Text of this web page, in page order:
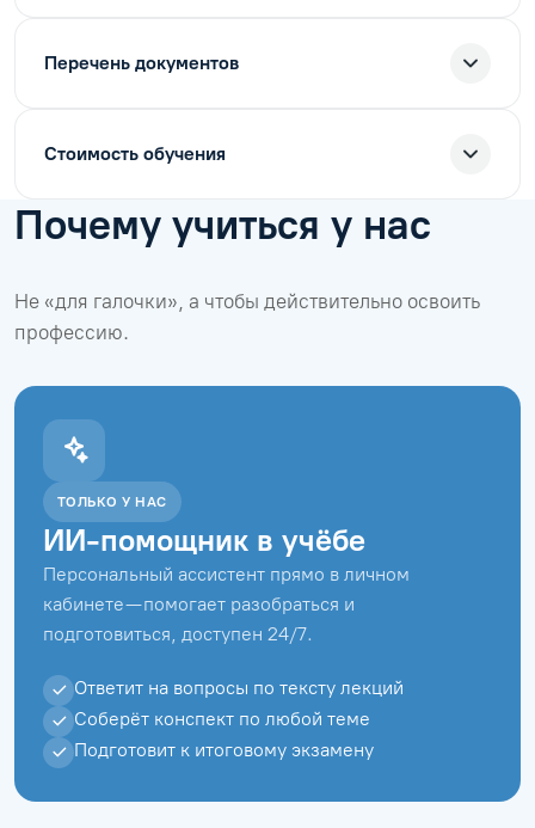
Перечень документов
Стоимость обучения
Почему учиться у нас
Не «для галочки», а чтобы действительно освоить
профессию.
ТОЛЬКО У НАС
ИИ-помощник в учёбе
Персональный ассистент прямо в личном
кабинете — помогает разобраться и
подготовиться, доступен 24/7.
Ответит на вопросы по тексту лекций
Соберёт конспект по любой теме
Подготовит к итоговому экзамену